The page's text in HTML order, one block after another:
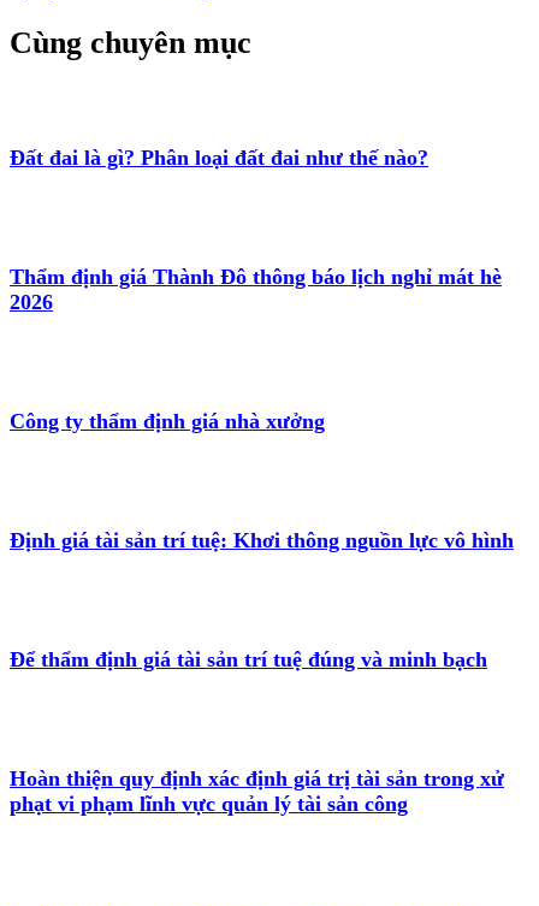
Cùng chuyên mục
Đất đai là gì? Phân loại đất đai như thế nào?
Thẩm định giá Thành Đô thông báo lịch nghỉ mát hè
2026
Công ty thẩm định giá nhà xưởng
Định giá tài sản trí tuệ: Khơi thông nguồn lực vô hình
Để thẩm định giá tài sản trí tuệ đúng và minh bạch
Hoàn thiện quy định xác định giá trị tài sản trong xử
phạt vi phạm lĩnh vực quản lý tài sản công